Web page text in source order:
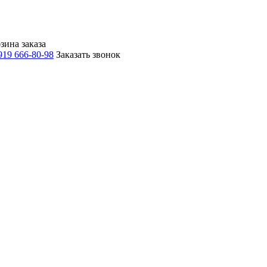
заказа
666-80-98 Заказать звонок